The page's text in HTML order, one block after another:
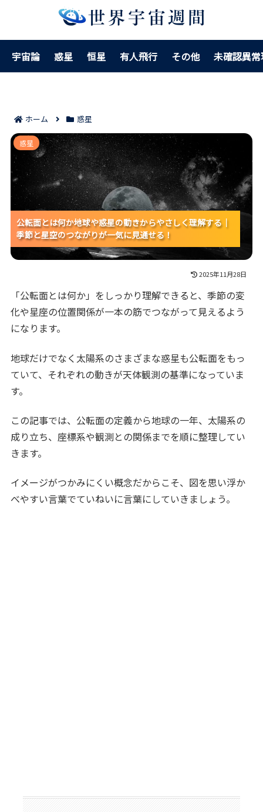
宇宙論 惑星 恒星 有人飛行 その他 未確認異
ホーム 惑星
公転面とは何か地球や惑星の動きからやさしく理解す
る｜季節と星空のつながりが一気に見通せる！
公転面とは何か地球や惑星の動きからやさしく理解する｜
季節と星空のつながりが一気に見通せる！
公転面とは何か地球や惑星の動きからやさしく理解する｜
季節と星空のつながりが一気に見通せる！
公転面とは何か地球や惑星の動きからやさしく理解する｜
季節と星空のつながりが一気に見通せる！
惑星
2025年11月28日
「公転面とは何か」をしっかり理解できると、季節の変
化や星座の位置関係が一本の筋でつながって見えるよう
になります。
地球だけでなく太陽系のさまざまな惑星も公転面をもっ
ていて、それぞれの動きが天体観測の基準になっていま
す。
この記事では、公転面の定義から地球の一年、太陽系の
成り立ち、座標系や観測との関係までを順に整理してい
きます。
イメージがつかみにくい概念だからこそ、図を思い浮か
べやすい言葉でていねいに言葉にしていきましょう。